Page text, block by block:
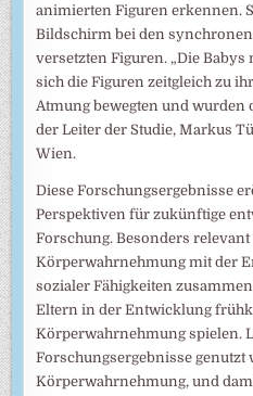
animierten Figuren erkennen.
Bildschirm bei den
versetzten Figuren. „Die
sich die Figuren zeitgleich zu
Atmung bewegten und wurden
der Leiter der Studie, Markus
Wien.
Diese Forschungsergebnisse
Perspektiven für zukünftige
Forschung. Besonders
Körperwahrnehmung mit der
sozialer Fähigkeiten
Eltern in der Entwicklung
Körperwahrnehmung spielen.
Forschungsergebnisse genutzt
Körperwahrnehmung, und